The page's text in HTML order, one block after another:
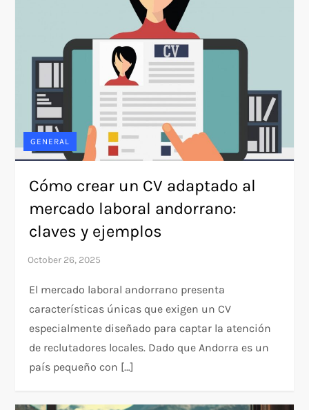
GENERAL
Cómo crear un CV adaptado al
mercado laboral andorrano:
claves y ejemplos
El mercado laboral andorrano presenta
características únicas que exigen un CV
especialmente diseñado para captar la atención
de reclutadores locales. Dado que Andorra es un
país pequeño con […]